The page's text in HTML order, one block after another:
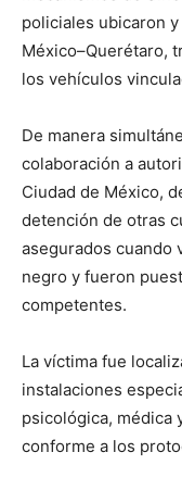
policiales ubicaron
México–Querétaro,
los vehículos
De manera
colaboración a
Ciudad de México,
detención de otras
asegurados cuando
negro y fueron
competentes.
La víctima fue
instalaciones
psicológica, médica
conforme a los